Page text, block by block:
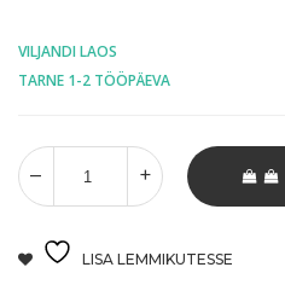
VILJANDI LAOS
TARNE 1-2 TÖÖPÄEVA
LISA LEMMIKUTESSE